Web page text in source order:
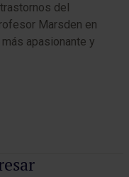
del
Marsden en
apasionante y